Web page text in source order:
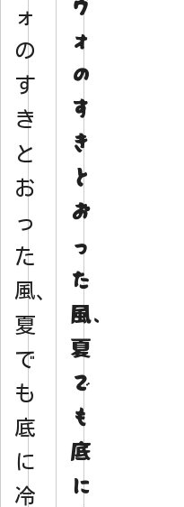
ォ
の
す
き
と
お
っ
た
風、
夏
で
も
底
に
冷
ォ
の
す
き
と
お
っ
た
風、
夏
で
も
底
に